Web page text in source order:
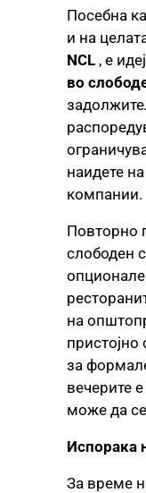
Посебна
и на
NCL , е
во
наидете
компании.
Повторно
слободен
на
за
вечерите
може да
Испорака
За време